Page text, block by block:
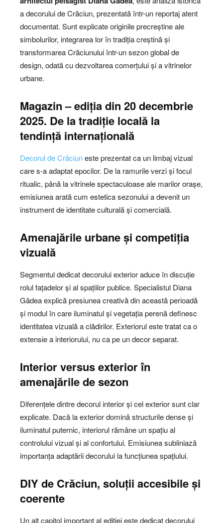
a decorului de Crăciun, prezentată într-un reportaj atent
documentat. Sunt explicate originile precreștine ale
simbolurilor, integrarea lor în tradiția creștină și
transformarea Crăciunului într-un sezon global de
design, odată cu dezvoltarea comerțului și a vitrinelor
urbane.
Magazin – ediția din 20 decembrie
2025. De la tradiție locală la
tendință internațională
Decorul de Crăciuneste prezentat ca un limbaj vizual
care s-a adaptat epocilor. De la ramurile verzi și focul
ritualic, până la vitrinele spectaculoase ale marilor orașe,
emisiunea arată cum estetica sezonului a devenit un
instrument de identitate culturală și comercială.
Amenajările urbane și competiția
vizuală
Segmentul dedicat decorului exterior aduce în discuție
rolul fațadelor și al spațiilor publice. Specialistul Diana
Gâdea explică presiunea creativă din această perioadă
și modul în care iluminatul și vegetația perenă definesc
identitatea vizuală a clădirilor. Exteriorul este tratat ca o
extensie a interiorului, nu ca pe un decor separat.
Interior versus exterior în
amenajările de sezon
Diferențele dintre decorul interior și cel exterior sunt clar
explicate. Dacă la exterior domină structurile dense și
iluminatul puternic, interiorul rămâne un spațiu al
controlului vizual și al confortului. Emisiunea subliniază
importanța adaptării decorului la funcțiunea spațiului.
DIY de Crăciun, soluții accesibile și
coerente
Un alt capitol important al ediției este dedicat decorului